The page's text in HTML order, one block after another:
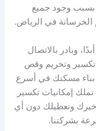
بسبب وجود جميع
الخرسانة في الرياض.
وبادر بالاتصال
تكسير وتخريم وقص
بناء مسكنك في أسرع
إمكانيات تكسير
وتعطيلك دون أي
بشركتنا.